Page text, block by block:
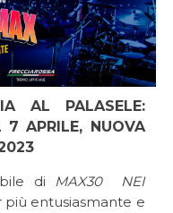
AL PALASELE:
APRILE, NUOVA
di MAX30 NEI
più entusiasmante e